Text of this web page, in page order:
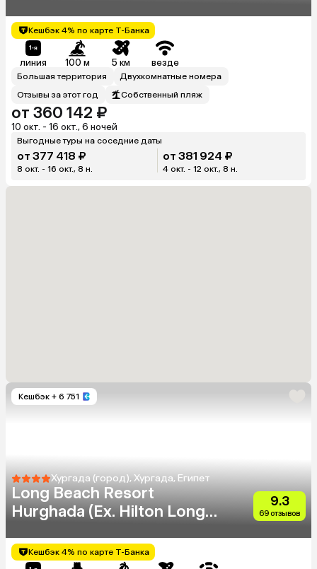
Кешбэк 4% по карте Т-Банка
линия 100 м 5 км везде
Большая территория
Двухкомнатные номера
Отзывы за этот год
Собственный пляж
от 360 142 ₽
10 окт. - 16 окт., 6 ночей
Выгодные туры на соседние даты
от 377 418 ₽
8 окт. - 16 окт., 8 н.
от 381 924 ₽
4 окт. - 12 окт., 8 н.
Кешбэк + 6 751
Хургада (город), Хургада, Египет
Long Beach Resort
Hurghada (Ex. Hilton Long
9.3
69 отзывов
Кешбэк 4% по карте Т-Банка